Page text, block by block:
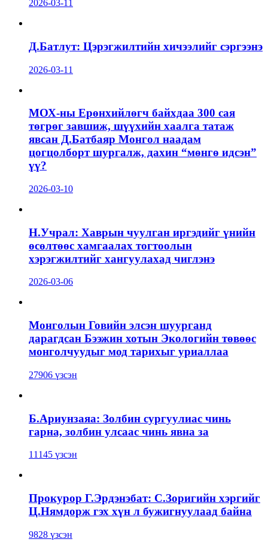
2026-03-11
Д.Батлут: Цэрэгжилтийн хичээлийг сэргээнэ
2026-03-11
МОХ-ны Ерөнхийлөгч байхдаа 300 сая
төгрөг завшиж, шүүхийн хаалга татаж
явсан Д.Батбаяр Монгол наадам
цогцолборт шургалж, дахин “мөнгө идсэн”
үү?
2026-03-10
Н.Учрал: Хаврын чуулган иргэдийг үнийн
өсөлтөөс хамгаалах тогтоолын
хэрэгжилтийг хангуулахад чиглэнэ
2026-03-06
Монголын Говийн элсэн шуурганд
дарагдсан Бээжин хотын Экологийн төвөөс
монголчуудыг мод тарихыг уриаллаа
27906 үзсэн
Б.Ариунзаяа: Золбин сургуулиас чинь
гарна, золбин улсаас чинь явна за
11145 үзсэн
Прокурор Г.Эрдэнэбат: С.Зоригийн хэргийг
Ц.Нямдорж гэх хүн л бужигнуулаад байна
9828 үзсэн